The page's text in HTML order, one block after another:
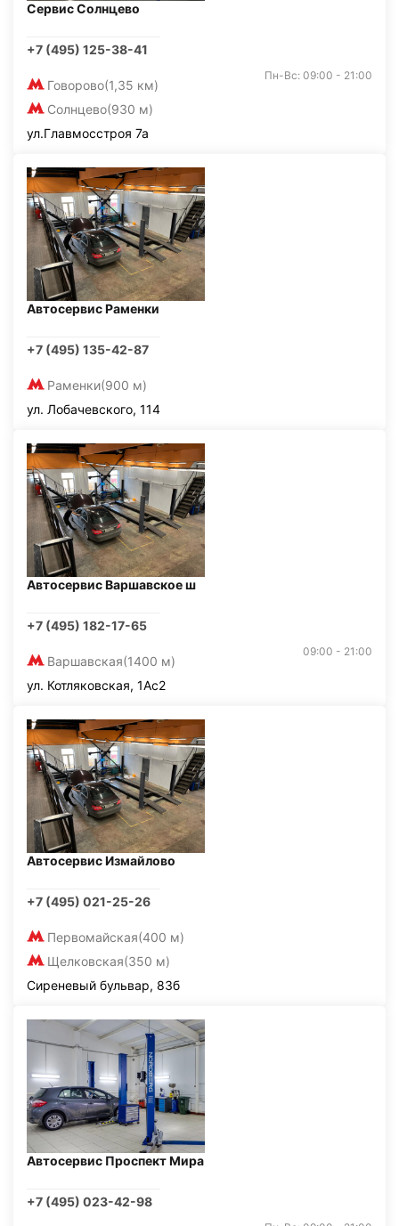
Сервис Солнцево
+7 (495) 125-38-41
Говорово(1,35 км)
Солнцево(930 м)
Пн-Вс: 09:00 - 21:00
ул.Главмосстроя 7а
Автосервис Раменки
+7 (495) 135-42-87
Раменки(900 м)
ул. Лобачевского, 114
Автосервис Варшавское ш
+7 (495) 182-17-65
Варшавская(1400 м)
09:00 - 21:00
ул. Котляковская, 1Ас2
Автосервис Измайлово
+7 (495) 021-25-26
Первомайская(400 м)
Щелковская(350 м)
Сиреневый бульвар, 83б
Автосервис Проспект Мира
+7 (495) 023-42-98